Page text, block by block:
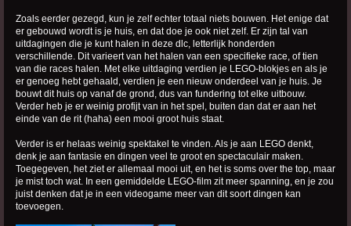
Zoals eerder gezegd, kun je zelf echter totaal niets bouwen. Het enige dat
er gebouwd wordt is je huis, en dat doe je ook niet zelf. Er zijn tal van
uitdagingen die je kunt halen in deze dlc, letterlijk honderden
verschillende. Dit varieert van het halen van een specifieke race, of tien
van die races halen. Met elke uitdaging verdien je LEGO-blokjes en als je
er genoeg hebt gehaald, verdien je een nieuw onderdeel van je huis. Je
bouwt dit huis op vanaf de grond, dus van fundering tot elke uitbouw.
Verder heb je er weinig profijt van in het spel, buiten dan dat er aan het
einde van de rit (haha) een mooi groot huis staat.
Verder is er helaas weinig spektakel te vinden. Als je aan LEGO denkt,
denk je aan fantasie en dingen veel te groot en spectaculair maken.
Toegegeven, het ziet er allemaal mooi uit, en het is soms over the top, maar
je mist toch wat. In een gemiddelde LEGO-film zit meer spanning, en je zou
juist denken dat je in een videogame meer van dit soort dingen kan
toevoegen.